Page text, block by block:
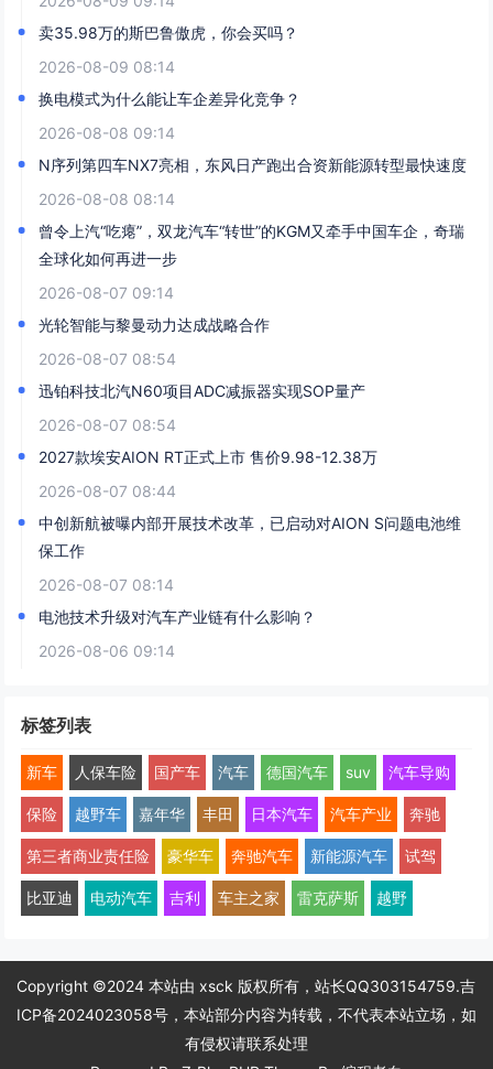
卖35.98万的斯巴鲁傲虎，你会买吗？
2026-08-09 08:14
换电模式为什么能让车企差异化竞争？
2026-08-08 09:14
N序列第四车NX7亮相，东风日产跑出合资新能源转型最快速度
2026-08-08 08:14
曾令上汽“吃瘪”，双龙汽车“转世”的KGM又牵手中国车企，奇瑞
全球化如何再进一步
2026-08-07 09:14
光轮智能与黎曼动力达成战略合作
2026-08-07 08:54
迅铂科技北汽N60项目ADC减振器实现SOP量产
2026-08-07 08:54
2027款埃安AION RT正式上市 售价9.98-12.38万
2026-08-07 08:44
中创新航被曝内部开展技术改革，已启动对AION S问题电池维
保工作
2026-08-07 08:14
电池技术升级对汽车产业链有什么影响？
2026-08-06 09:14
标签列表
新车 人保车险 国产车 汽车 德国汽车 suv 汽车导购
保险 越野车 嘉年华 丰田 日本汽车 汽车产业 奔驰
第三者商业责任险 豪华车 奔驰汽车 新能源汽车 试驾
比亚迪 电动汽车 吉利 车主之家 雷克萨斯 越野
Copyright ©2024 本站由 xsck 版权所有，站长QQ303154759.吉
ICP备2024023058号，本站部分内容为转载，不代表本站立场，如
有侵权请联系处理